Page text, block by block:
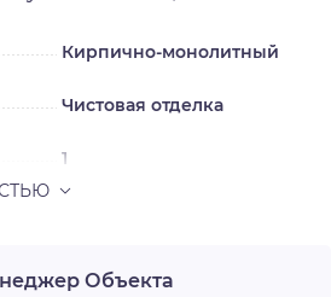
в нашей стране в
развития. Смотреть на
каждый из которых
произведение
вершина комплекса, станет
Кирпично-монолитный
Чистовая отделка
1
Объекта